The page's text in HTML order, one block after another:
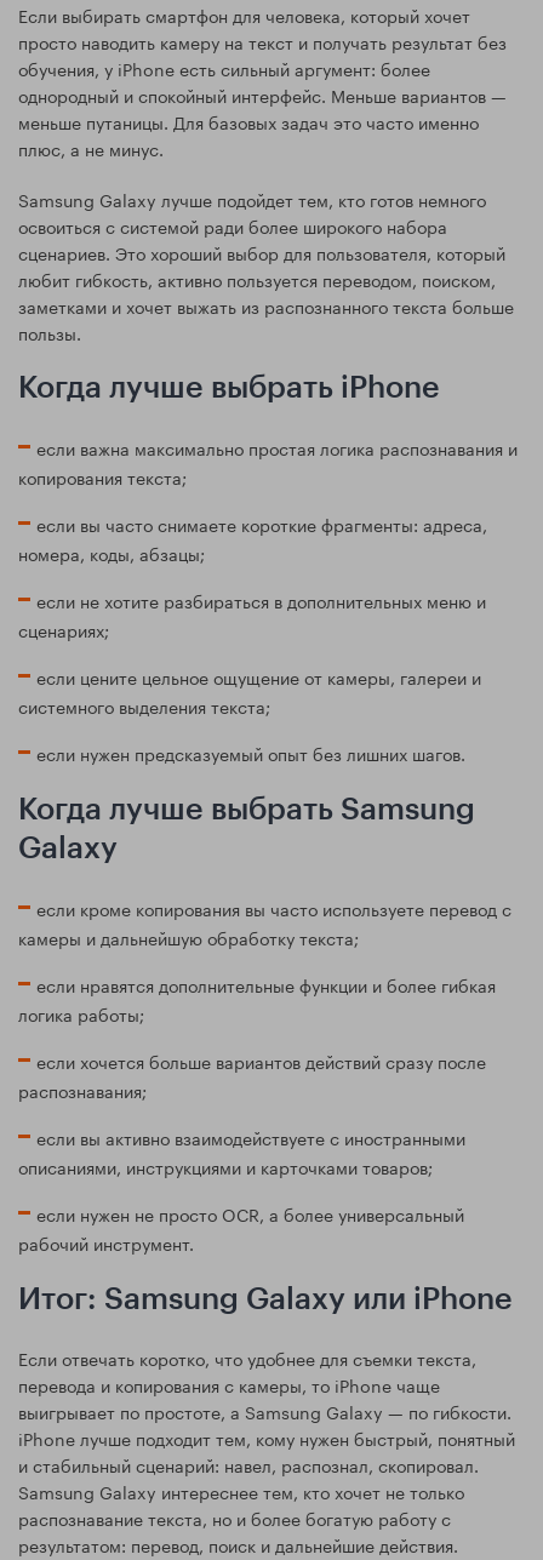
Если выбирать смартфон для человека, который хочет
просто наводить камеру на текст и получать результат без
обучения, у iPhone есть сильный аргумент: более
однородный и спокойный интерфейс. Меньше вариантов —
меньше путаницы. Для базовых задач это часто именно
плюс, а не минус.
Samsung Galaxy лучше подойдет тем, кто готов немного
освоиться с системой ради более широкого набора
сценариев. Это хороший выбор для пользователя, который
любит гибкость, активно пользуется переводом, поиском,
заметками и хочет выжать из распознанного текста больше
пользы.
Когда лучше выбрать iPhone
если важна максимально простая логика распознавания и
копирования текста;
если вы часто снимаете короткие фрагменты: адреса,
номера, коды, абзацы;
если не хотите разбираться в дополнительных меню и
сценариях;
если цените цельное ощущение от камеры, галереи и
системного выделения текста;
если нужен предсказуемый опыт без лишних шагов.
Когда лучше выбрать Samsung
Galaxy
если кроме копирования вы часто используете перевод с
камеры и дальнейшую обработку текста;
если нравятся дополнительные функции и более гибкая
логика работы;
если хочется больше вариантов действий сразу после
распознавания;
если вы активно взаимодействуете с иностранными
описаниями, инструкциями и карточками товаров;
если нужен не просто OCR, а более универсальный
рабочий инструмент.
Итог: Samsung Galaxy или iPhone
Если отвечать коротко, что удобнее для съемки текста,
перевода и копирования с камеры, то iPhone чаще
выигрывает по простоте, а Samsung Galaxy — по гибкости.
iPhone лучше подходит тем, кому нужен быстрый, понятный
и стабильный сценарий: навел, распознал, скопировал.
Samsung Galaxy интереснее тем, кто хочет не только
распознавание текста, но и более богатую работу с
результатом: перевод, поиск и дальнейшие действия.